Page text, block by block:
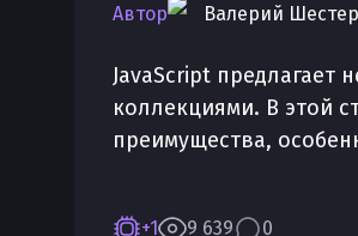
Автор Валерий
JavaScript предлагает
коллекциями. В этой
преимущества,
+1 9 639 0